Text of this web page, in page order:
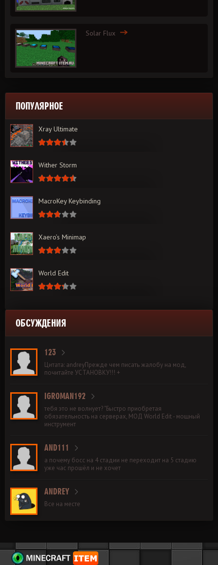
Solar Flux
ПОПУЛЯРНОЕ
Xray Ultimate
Wither Storm
MacroKey Keybinding
Xaero’s Minimap
World Edit
ОБСУЖДЕНИЯ
123
Цитата: andreyПрежде чем писать жалобу на мод,
почитайте УСТАНОВКУ!!! +
IGROMAN192
тебя это не волнует? "Быстро приобретая
обязательность на серверах, МОД World Edit - мощный
инструмент
AND111
а почему босс на 4 стадии не переходит на 5 стадию
уже час прошёл и не хочет
ANDREY
Все на месте